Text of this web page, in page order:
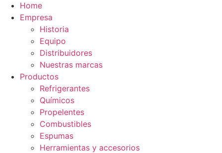
Home
Empresa
Historia
Equipo
Distribuidores
Nuestras marcas
Productos
Refrigerantes
Químicos
Propelentes
Combustibles
Espumas
Herramientas y accesorios